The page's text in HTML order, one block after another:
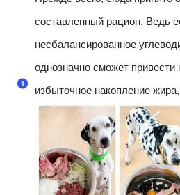
составленный рацион. Ведь
несбалансированное
однозначно сможет привести
избыточное накопление